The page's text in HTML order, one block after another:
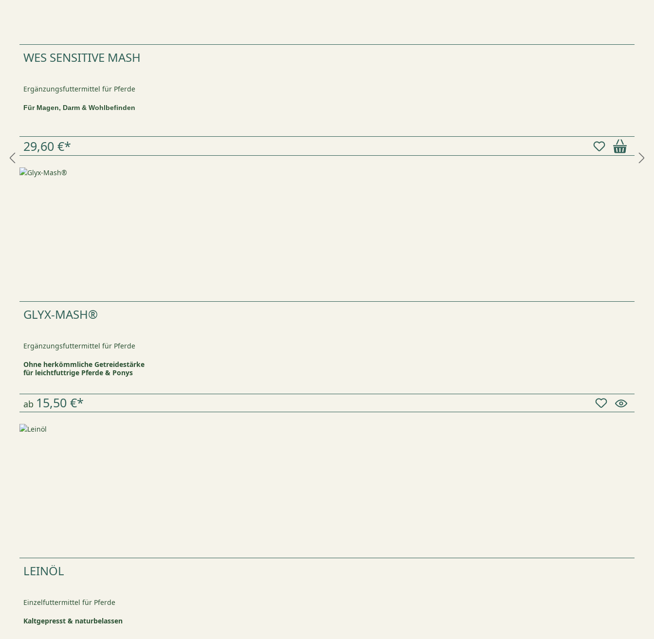
WES SENSITIVE MASH
Ergänzungsfuttermittel für Pferde
Für Magen, Darm & Wohlbefinden
29,60 €*
GLYX-MASH®
Ergänzungsfuttermittel für Pferde
Ohne herkömmliche Getreidestärke
für leichtfuttrige Pferde & Ponys
ab 15,50 €*
LEINÖL
Einzelfuttermittel für Pferde
Kaltgepresst & naturbelassen